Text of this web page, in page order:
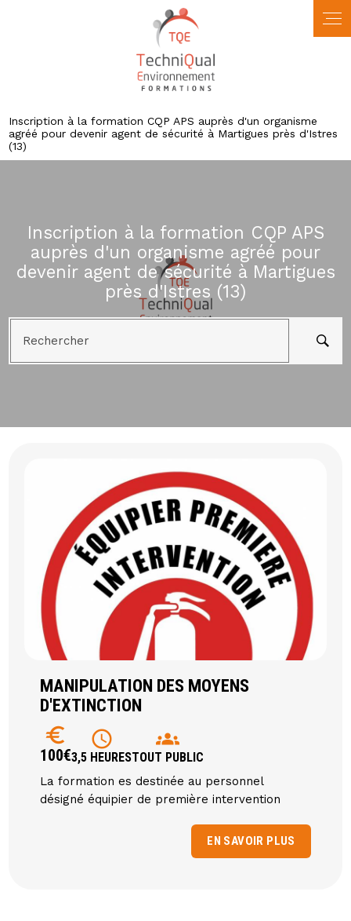
Inscription à la formation CQP APS auprès d'un organisme
agréé pour devenir agent de sécurité à Martigues près d'Istres
(13)
Inscription à la formation CQP APS
auprès d'un organisme agréé pour
devenir agent de sécurité à Martigues
près d'Istres (13)
Rechercher
MANIPULATION DES MOYENS
D'EXTINCTION
euro
100€
schedule
3,5 HEURES
groups
TOUT PUBLIC
La formation es destinée au personnel
désigné équipier de première intervention
EN SAVOIR PLUS
Panneau de gestion des cookies